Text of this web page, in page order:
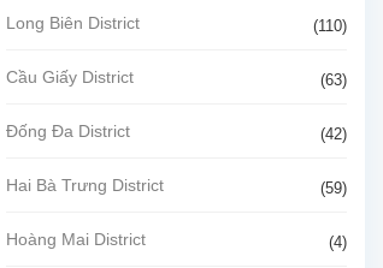
Long Biên District (110)
Cầu Giấy District (63)
Đống Đa District (42)
Hai Bà Trưng District (59)
Hoàng Mai District (4)